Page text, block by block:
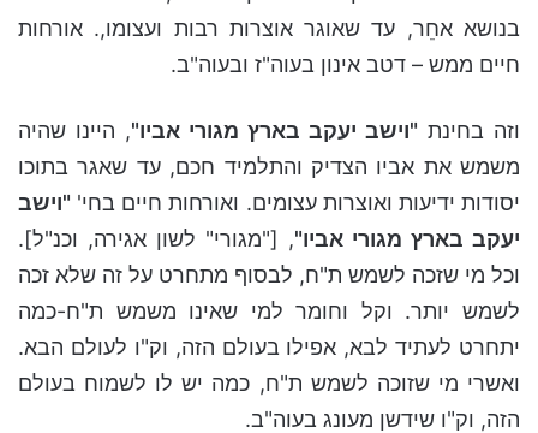
בנושא אחֵר, עד שאוגר אוצרות רבות ועצומו,. אורחות
חיים ממש – דטב אינון בעוה"ז ובעוה"ב.
וזה בחינת "וישב יעקב בארץ מגורי אביו", היינו שהיה
משמש את אביו הצדיק והתלמיד חכם, עד שאגר בתוכו
יסודות ידיעות ואוצרות עצומים. ואורחות חיים בחי' "וישב
יעקב בארץ מגורי אביו", ["מגורי" לשון אגירה, וכנ"ל].
וכל מי שזכה לשמש ת"ח, לבסוף מתחרט על זה שלא זכה
לשמש יותר. וקל וחומר למי שאינו משמש ת"ח-כמה
יתחרט לעתיד לבא, אפילו בעולם הזה, וק"ו לעולם הבא.
ואשרי מי שזוכה לשמש ת"ח, כמה יש לו לשמוח בעולם
הזה, וק"ו שידשן מעונג בעוה"ב.